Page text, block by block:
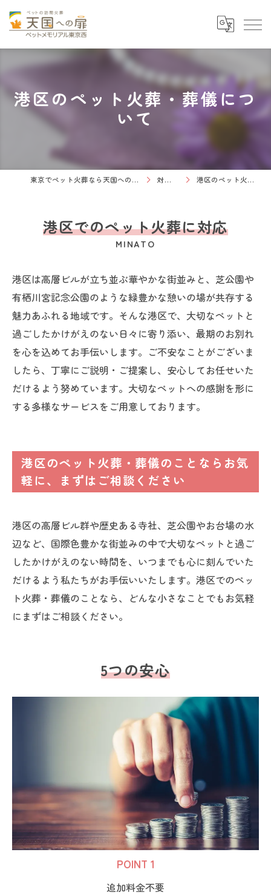
港区のペット火葬・葬儀につ
いて
東京でペット火葬なら天国への扉 ペットメモリアル東京西 対応エリア 港区のペット火葬・葬儀について
港区でのペット火葬に対応
MINATO
港区は高層ビルが立ち並ぶ華やかな街並みと、芝公園や
有栖川宮記念公園のような緑豊かな憩いの場が共存する
魅力あふれる地域です。そんな港区で、大切なペットと
過ごしたかけがえのない日々に寄り添い、最期のお別れ
を心を込めてお手伝いします。ご不安なことがございま
したら、丁寧にご説明・ご提案し、安心してお任せいた
だけるよう努めています。大切なペットへの感謝を形に
する多様なサービスをご用意しております。
港区のペット火葬・葬儀のことならお気
軽に、まずはご相談ください
港区の高層ビル群や歴史ある寺社、芝公園やお台場の水
辺など、国際色豊かな街並みの中で大切なペットと過ご
したかけがえのない時間を、いつまでも心に刻んでいた
だけるよう私たちがお手伝いいたします。港区でのペッ
ト火葬・葬儀のことなら、どんな小さなことでもお気軽
にまずはご相談ください。
5つの安心
POINT 1
追加料金不要